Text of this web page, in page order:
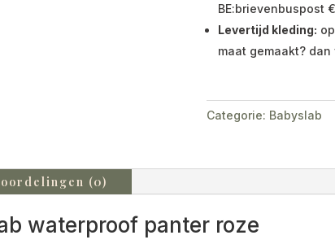
BE:brievenbuspost
Levertijd kleding:
maat gemaakt?
Categorie: Babyslab
(0)
waterproof panter roze